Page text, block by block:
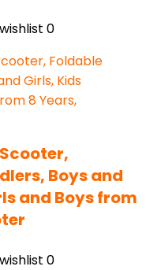
0
Boys and
and Boys from
0